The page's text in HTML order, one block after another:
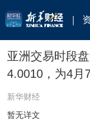
亚洲交易时段
4.0010，为4月
新华财经
暂无详文